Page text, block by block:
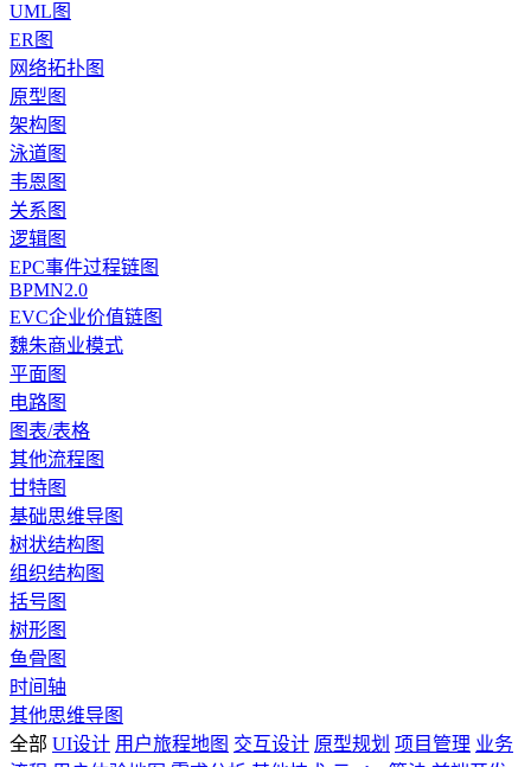
UML图
ER图
网络拓扑图
原型图
架构图
泳道图
韦恩图
关系图
逻辑图
EPC事件过程链图
BPMN2.0
EVC企业价值链图
魏朱商业模式
平面图
电路图
图表/表格
其他流程图
甘特图
基础思维导图
树状结构图
组织结构图
括号图
树形图
鱼骨图
时间轴
其他思维导图
全部 UI设计 用户旅程地图 交互设计 原型规划 项目管理 业务